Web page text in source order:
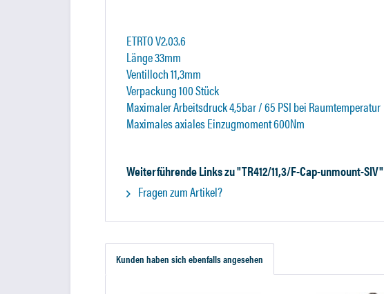
ETRTO V2.03.6
Länge 33mm
Ventilloch 11,3mm
Verpackung 100 Stück
Maximaler Arbeitsdruck 4,5bar / 65 PSI bei Raumtemperatur
Maximales axiales Einzugmoment 600Nm
Weiterführende Links zu "TR412/11,3/F-Cap-unmount-SIV"
Fragen zum Artikel?
Kunden haben sich ebenfalls angesehen